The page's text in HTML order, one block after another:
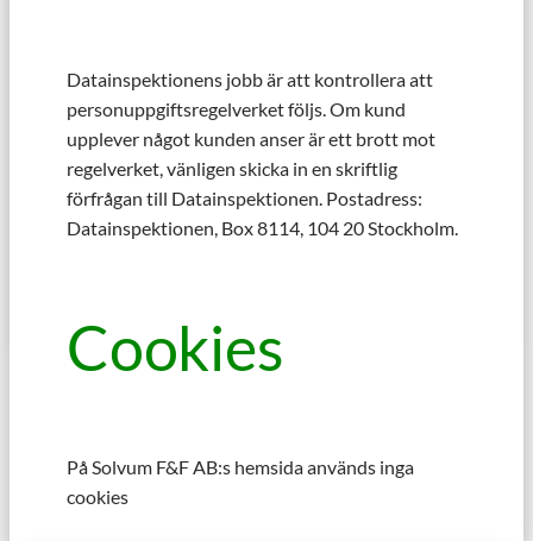
Datainspektionens jobb är att kontrollera att
personuppgiftsregelverket följs. Om kund
upplever något kunden anser är ett brott mot
regelverket, vänligen skicka in en skriftlig
förfrågan till Datainspektionen. Postadress:
Datainspektionen, Box 8114, 104 20 Stockholm.
Cookies
På Solvum F&F AB:s hemsida används inga
cookies